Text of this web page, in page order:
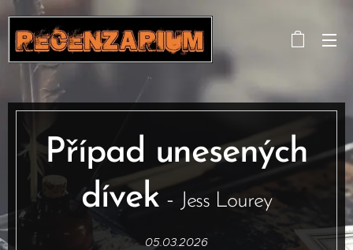
Případ unesených
dívek- Jess Lourey
05.03.2026